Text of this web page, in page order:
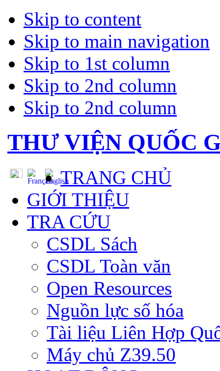
Skip to content
Skip to main navigation
Skip to 1st column
Skip to 2nd column
Skip to 2nd column
THƯ VIỆN QUỐC
TRANG CHỦ
GIỚI THIỆU
TRA CỨU
CSDL Sách
CSDL Toàn văn
Open Resources
Nguồn lực số hóa
Tài liệu Liên Hợp
Máy chủ Z39.50